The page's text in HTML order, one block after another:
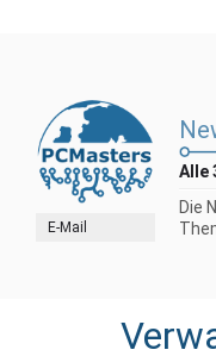
E-Mail
Alle
Die